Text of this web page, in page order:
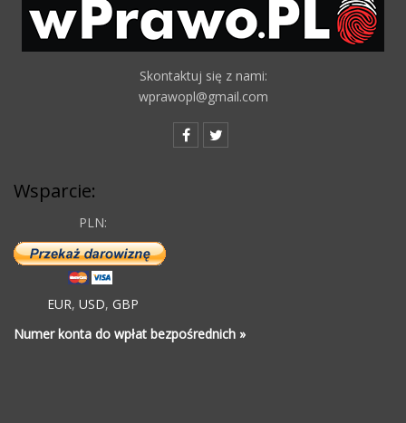
Skontaktuj się z nami:
wprawopl@gmail.com
Wsparcie:
PLN:
EUR, USD, GBP
Numer konta do wpłat bezpośrednich »